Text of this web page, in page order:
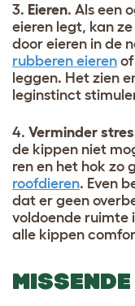
3. Eieren. Als een
eieren legt, kan
door eieren in de
rubberen eieren
leggen. Het zien
leginstinct
4. Verminder
de kippen niet
ren en het hok zo
roofdieren. Even
dat er geen
voldoende ruimte
alle kippen